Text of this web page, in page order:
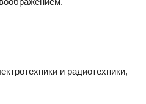
и радиотехники,